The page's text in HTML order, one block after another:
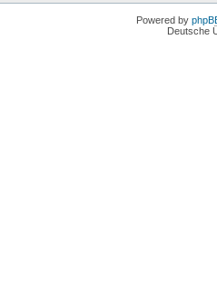
Powered by
Deutsche